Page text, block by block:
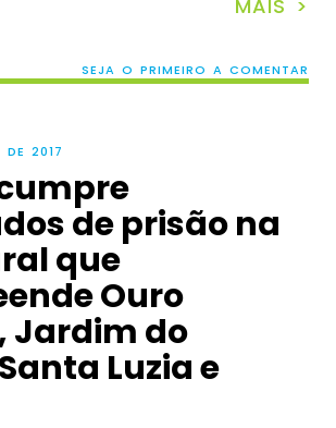
MAIS >
SEJA O PRIMEIRO A COMENTAR
DE 2017
de prisão na
que
Ouro
Jardim do
Luzia e